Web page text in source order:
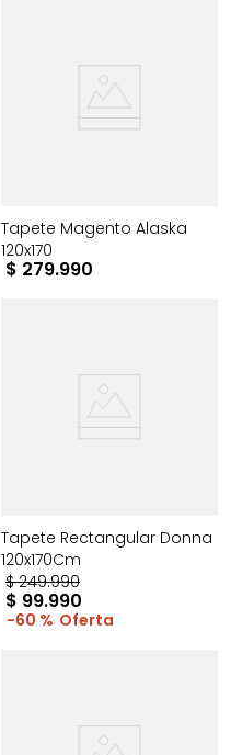
Tapete Magento Alaska
120x170
$ 279.990
Tapete Rectangular Donna
120x170Cm
$ 249.990
$ 99.990
60 %